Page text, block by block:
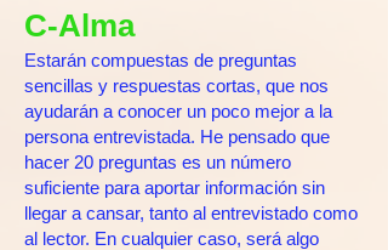
C-Alma
Estarán compuestas de preguntas
sencillas y respuestas cortas, que nos
ayudarán a conocer un poco mejor a la
persona entrevistada. He pensado que
hacer 20 preguntas es un número
suficiente para aportar información sin
llegar a cansar, tanto al entrevistado como
al lector. En cualquier caso, será algo